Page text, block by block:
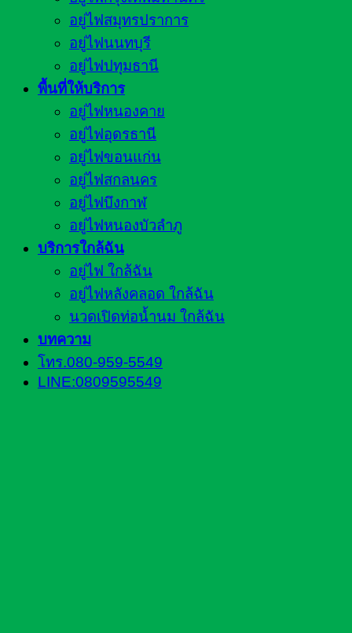
อยู่ไฟสมุทรปราการ
อยู่ไฟนนทบุรี
อยู่ไฟปทุมธานี
พื้นที่ให้บริการ
อยู่ไฟหนองคาย
อยู่ไฟอุดรธานี
อยู่ไฟขอนแก่น
อยู่ไฟสกลนคร
อยู่ไฟบึงกาฬ
อยู่ไฟหนองบัวลำภู
บริการใกล้ฉัน
อยู่ไฟ ใกล้ฉัน
อยู่ไฟหลังคลอด ใกล้ฉัน
นวดเปิดท่อน้ำนม ใกล้ฉัน
บทความ
โทร.080-959-5549
LINE:0809595549